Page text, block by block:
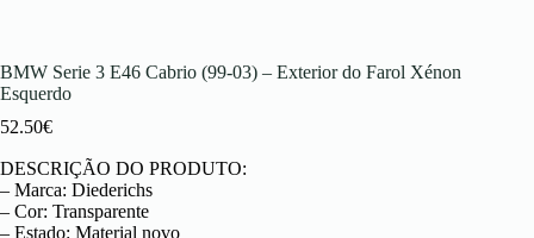
BMW Serie 3 E46 Cabrio (99-03) – Exterior do Farol Xénon
Esquerdo
52.50€
DESCRIÇÃO DO PRODUTO:
– Marca: Diederichs
– Cor: Transparente
– Estado: Material novo